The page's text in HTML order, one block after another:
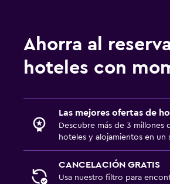
Ahorra al
hoteles con
Las mejores ofertas de
Descubre más de 3 millones
hoteles y alojamientos en un
CANCELACIÓN GRATIS
Usa nuestro filtro para